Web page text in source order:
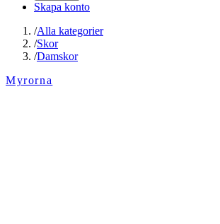
Skapa konto
/Alla kategorier
/Skor
/Damskor
Myrorna